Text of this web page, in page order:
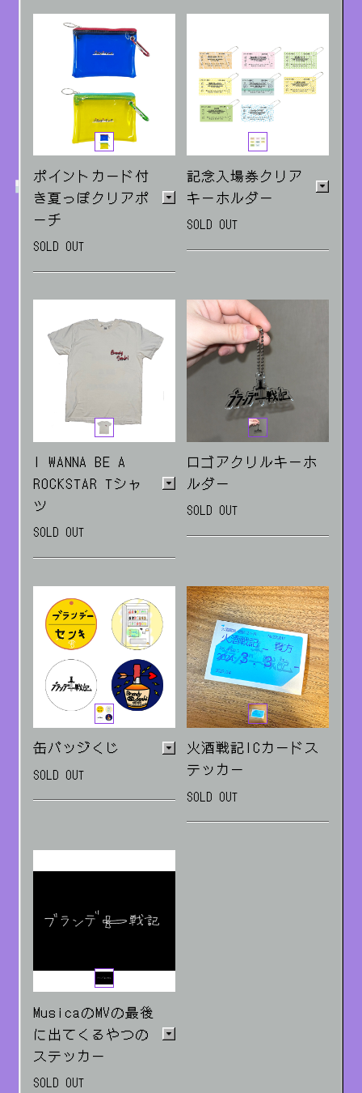
ポイントカード付
き夏っぽクリアポ
ーチ
SOLD OUT
青/黄色 中にポイント
記念入場券クリア
キーホルダー
SOLD OUT
「人類滅亡ワンダーラン
I WANNA BE A
ROCKSTAR Tシャ
ツ
SOLD OUT
Mサイズ/Lサイズ/XLサ
ロゴアクリルキーホ
ルダー
SOLD OUT
缶バッジくじ
SOLD OUT
4種ランダム
火酒戦記ICカードス
テッカー
SOLD OUT
MusicaのMVの最後
に出てくるやつの
ステッカー
SOLD OUT